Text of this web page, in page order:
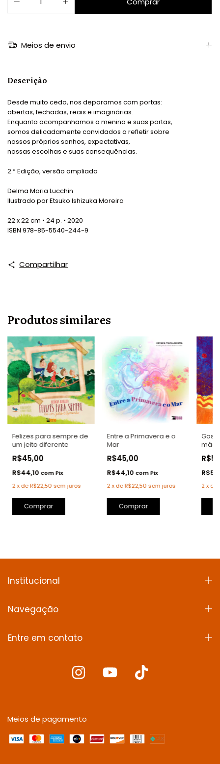
Meios de envio
Descrição
Desde muito cedo, nos deparamos com portas:
abertas, fechadas, reais e imaginárias.
Enquanto acompanhamos a menina e suas portas,
somos delicadamente convidados a refletir sobre
nossos próprios sonhos, expectativas,
nossas escolhas e suas consequências.
2.ª Edição, versão ampliada
Delma Maria Lucchin
Ilustrado por Etsuko Ishizuka Moreira
22 x 22 cm • 24 p. • 2020
ISBN 978-85-5540-244-9
Compartilhar
Produtos similares
Felizes para sempre de
um jeito diferente
R$45,00
R$44,10 comPix
2 xdeR$22,50 sem juros
Entre a Primavera e o
Mar
R$45,00
R$44,10 com Pix
2 xdeR$22,50 sem juros
mãe
2x de
Institucional
Navegação
Entre em contato
Meios de pagamento